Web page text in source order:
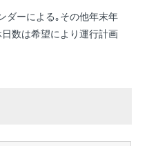
ーによる｡その他年末年
数は希望により運行計画